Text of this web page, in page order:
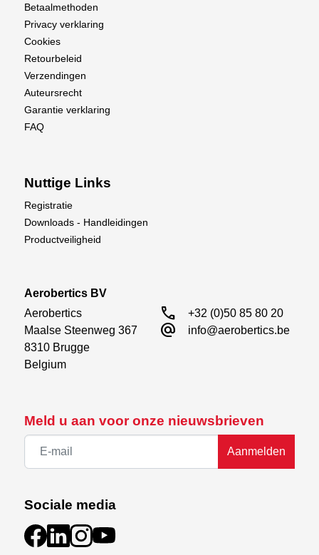
Meld u aan voor onze nieuwsbrieven
Aanmelden
Sociale media
Betaalmethoden
Privacy verklaring
Cookies
Retourbeleid
Verzendingen
Auteursrecht
Garantie verklaring
FAQ
Nuttige Links
Registratie
Downloads - Handleidingen
Productveiligheid
Aerobertics BV
Aerobertics
Maalse Steenweg 367
8310 Brugge
Belgium
call +32 (0)50 85 80 20
alternate_email info@aerobertics.be